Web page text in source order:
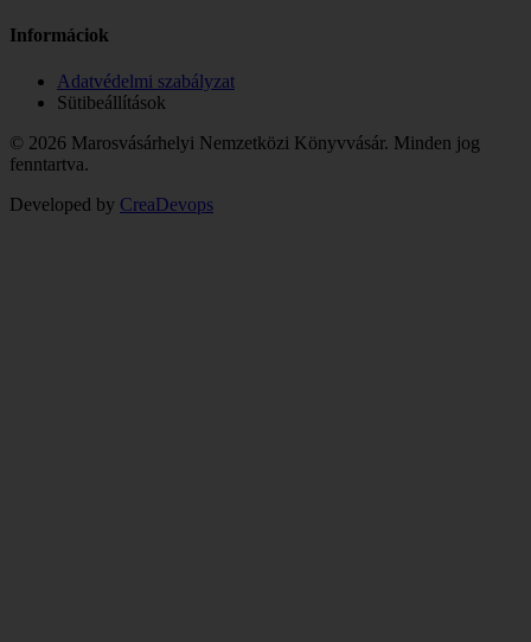
Informáciok
Adatvédelmi szabályzat
Sütibeállítások
© 2026 Marosvásárhelyi Nemzetközi Könyvvásár. Minden jog
fenntartva.
Developed by CreaDevops